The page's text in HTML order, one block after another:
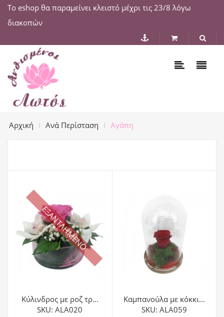
Το eshop θα παραμείνει κλειστό μέχρι τις 23/8 λόγω
διακοπών
Αρχική Ανά Περίσταση Αγάπη
ΕΞΑΝΤΛΗΜΕΝΟ
Κύλινδρος με ροζ τρ...
SKU: ALA020
Καμπανούλα με κόκκι...
SKU: ALA059